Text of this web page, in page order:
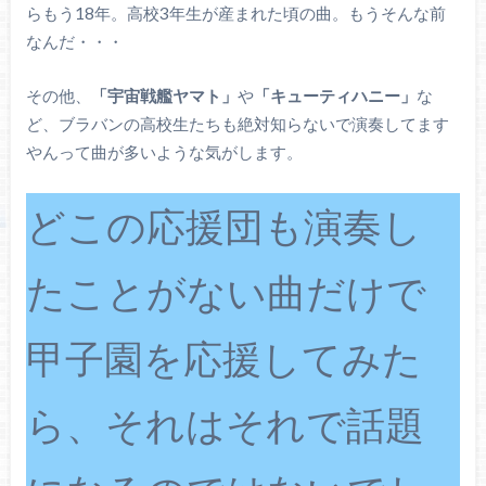
らもう18年。高校3年生が産まれた頃の曲。もうそんな前
なんだ・・・
その他、 「宇宙戦艦ヤマト」 や「キューティハニー」 な
ど、ブラバンの高校生たちも絶対知らないで演奏してます
やんって曲が多いような気がします。
どこの応援団も演奏し
たことがない曲だけで
甲子園を応援してみた
ら、それはそれで話題